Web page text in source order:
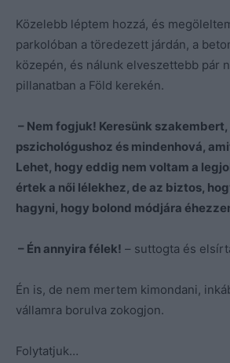
Közelebb léptem hozzá, és
parkolóban a töredezett járdán, a
közepén, és nálunk elveszettebb pár
pillanatban a Föld kerekén.
– Nem fogjuk! Keresünk
pszichológushoz és mindenhová,
Lehet, hogy eddig nem voltam a
értek a női lélekhez, de az biztos,
hagyni, hogy bolond módjára
– Én annyira félek! – suttogta és
Én is, de nem mertem kimondani,
vállamra borulva zokogjon.
Folytatjuk…